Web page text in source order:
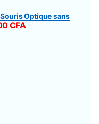
Optique sans
CFA